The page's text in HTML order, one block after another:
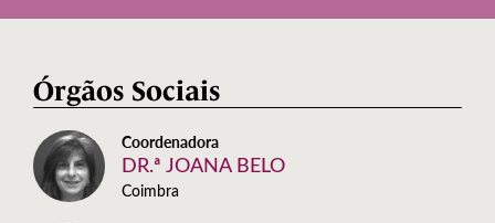
Órgãos Sociais
Coordenadora
DR.ª JOANA BELO
Coimbra